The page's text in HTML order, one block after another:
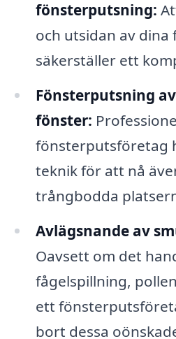
fönsterputsning:
och utsidan av
säkerställer ett
Fönsterputsning
fönster:
fönsterputsföretag
teknik för att nå
trångbodda
Avlägsnande av
Oavsett om det
fågelspillning,
ett
bort dessa